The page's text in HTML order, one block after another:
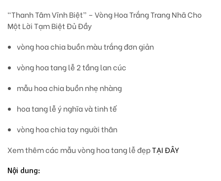
“Thanh Tâm Vĩnh Biệt” – Vòng Hoa Trắng Trang Nhã Cho
Một Lời Tạm Biệt Đủ Đầy
vòng hoa chia buồn màu trắng đơn giản
vòng hoa tang lễ 2 tầng lan cúc
mẫu hoa chia buồn nhẹ nhàng
hoa tang lễ ý nghĩa và tinh tế
vòng hoa chia tay người thân
Xem thêm các mẫu vòng hoa tang lễ đẹpTẠI ĐÂY
Nội dung: